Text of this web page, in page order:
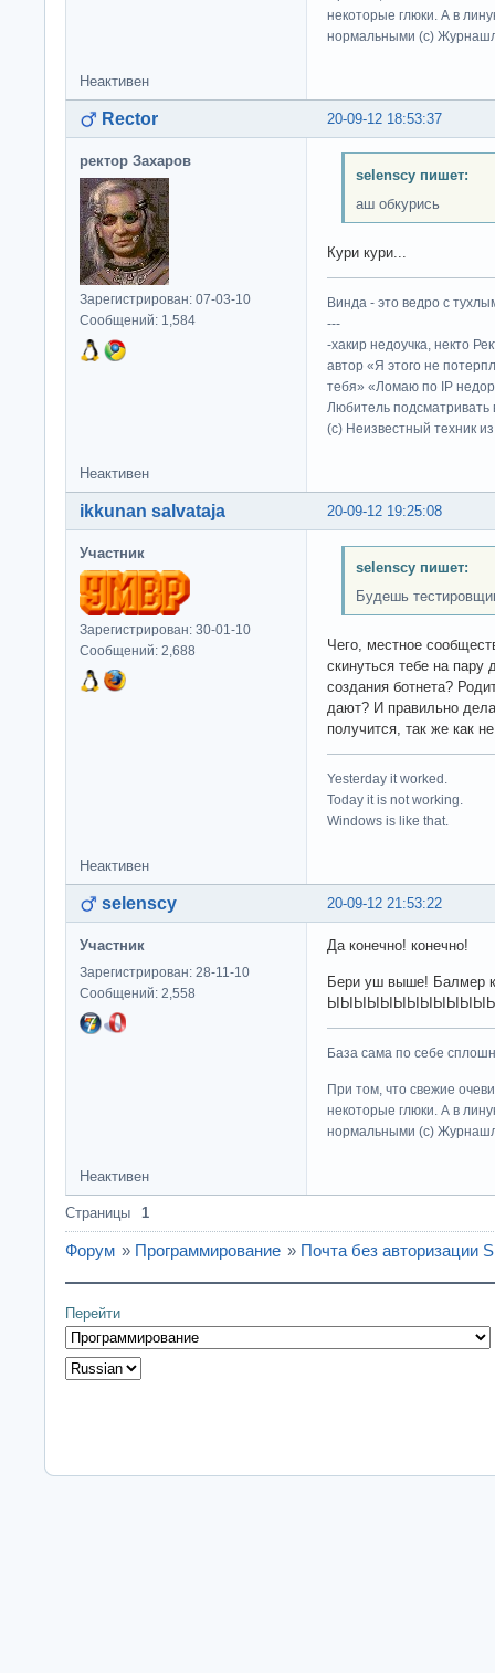
некоторые глюки. А в
нормальными (c)
Неактивен
20-09-12 18:53:37
Rector
ректор Захаров
Зарегистрирован: 07-03-10
Сообщений: 1,584
selenscy пишет:
аш обкурись
Кури кури...
Винда - это ведро с
---
-хакир недоучка, некто
автор «Я этого не
тебя» «Ломаю по IP
Любитель подсматривать
(c) Неизвестный техник
Неактивен
20-09-12 19:25:08
ikkunan salvataja
Участник
Зарегистрирован: 30-01-10
Сообщений: 2,688
selenscy пишет:
Будешь
Чего, местное
скинуться тебе на пару
создания ботнета?
дают? И правильно
получится, так же как
Yesterday it worked.
Today it is not working.
Windows is like that.
Неактивен
20-09-12 21:53:22
selenscy
Участник
Зарегистрирован: 28-11-10
Сообщений: 2,558
Да конечно! конечно!
Бери уш выше! Балмер
База сама по себе
При том, что свежие
некоторые глюки. А в
нормальными (c)
Неактивен
Страницы 1
Форум » Программирование » Почта без авторизации
Перейти